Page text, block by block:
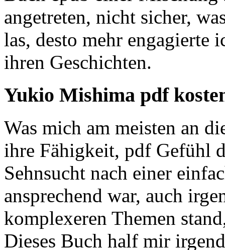
angetreten, nicht sicher,
las, desto mehr engagierte
ihren Geschichten.
Yukio Mishima pdf
Was mich am meisten an
ihre Fähigkeit, pdf Gefühl
Sehnsucht nach einer
ansprechend war, auch
komplexeren Themen
Dieses Buch half mir